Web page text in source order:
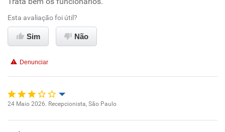
Ambiente de trabalho
Conciliação com a vida familiar
Recomenda esta empresa
Recomenda a diretoria
Esta avaliação foi útil?
Sim Não
Denunciar
24 Maio 2026. Recepcionista, São Paulo